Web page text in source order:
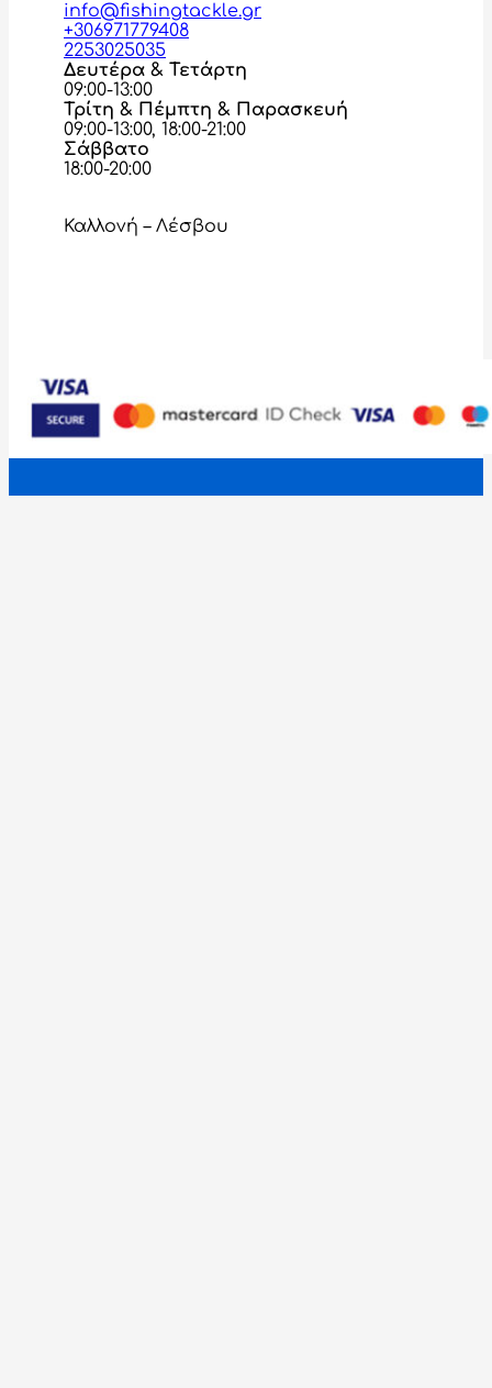
info@fishingtackle.gr
+306971779408
2253025035
Δευτέρα & Τετάρτη
09:00-13:00
Τρίτη & Πέμπτη & Παρασκευή
09:00-13:00, 18:00-21:00
Σάββατο
18:00-20:00
Καλλονή – Λέσβου